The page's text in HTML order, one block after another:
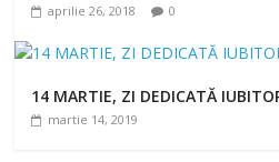
aprilie 26, 2018 0
14 MARTIE, ZI DEDICATĂ
martie 14, 2019